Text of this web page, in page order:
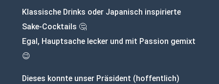
Klassische Drinks oder Japanisch inspirierte
Sake-Cocktails 🤔
Egal, Hauptsache lecker und mit Passion gemixt
😉
Dieses konnte unser Präsident (hoffentlich)